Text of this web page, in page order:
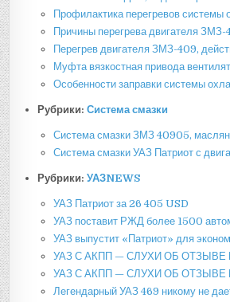
Профилактика перегревов
Причины перегрева двигателя
Перегрев двигателя ЗМЗ-409,
Муфта вязкостная привода
Особенности заправки системы
Рубрики:Система смазки
Система смазки ЗМЗ 40905,
Система смазки УАЗ Патриот с
Рубрики:УАЗNEWS
УАЗ Патриот за 26 405 USD
УАЗ поставит РЖД более 1500
УАЗ выпустит «Патриот» для
УАЗ С АКПП — СЛУХИ ОБ ОТЗЫВЕ
УАЗ С АКПП — СЛУХИ ОБ
Легендарный УАЗ 469 никому не